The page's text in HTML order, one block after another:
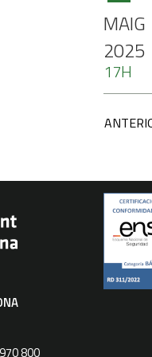
MAIG
2025
17H
800